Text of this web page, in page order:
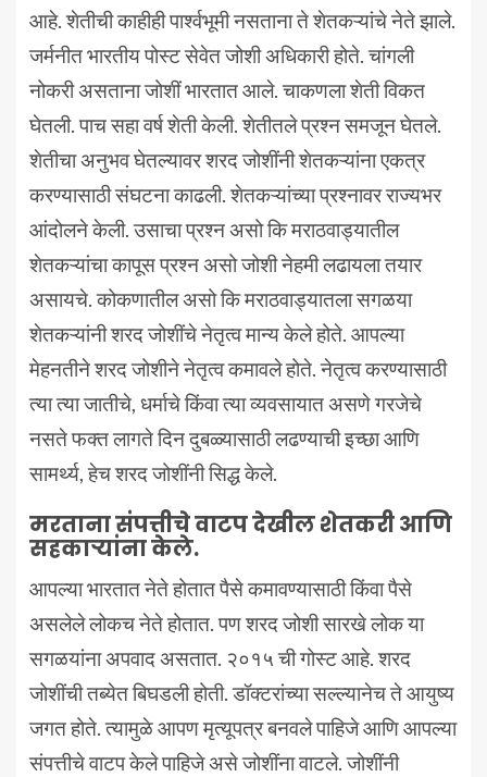
आहे. शेतीची काहीही पार्श्वभूमी नसताना ते शेतकऱ्यांचे नेते झाले.
जर्मनीत भारतीय पोस्ट सेवेत जोशी अधिकारी होते. चांगली
नोकरी असताना जोशीं भारतात आले. चाकणला शेती विकत
घेतली. पाच सहा वर्ष शेती केली. शेतीतले प्रश्न समजून घेतले.
शेतीचा अनुभव घेतल्यावर शरद जोशींनी शेतकऱ्यांना एकत्र
करण्यासाठी संघटना काढली. शेतकऱ्यांच्या प्रश्नावर राज्यभर
आंदोलने केली. उसाचा प्रश्न असो कि मराठवाड्यातील
शेतकऱ्यांचा कापूस प्रश्न असो जोशी नेहमी लढायला तयार
असायचे. कोकणातील असो कि मराठवाड्यातला सगळया
शेतकऱ्यांनी शरद जोशींचे नेतृत्व मान्य केले होते. आपल्या
मेहनतीने शरद जोशीने नेतृत्व कमावले होते. नेतृत्व करण्यासाठी
त्या त्या जातीचे, धर्माचे किंवा त्या व्यवसायात असणे गरजेचे
नसते फक्त लागते दिन दुबळ्यासाठी लढण्याची इच्छा आणि
सामर्थ्य, हेच शरद जोशींनी सिद्ध केले.
मरताना संपत्तीचे वाटप देखील शेतकरी आणि
सहकाऱ्यांना केले.
आपल्या भारतात नेते होतात पैसे कमावण्यासाठी किंवा पैसे
असलेले लोकच नेते होतात. पण शरद जोशी सारखे लोक या
सगळयांना अपवाद असतात. २०१५ ची गोस्ट आहे. शरद
जोशींची तब्येत बिघडली होती. डॉक्टरांच्या सल्ल्यानेच ते आयुष्य
जगत होते. त्यामुळे आपण मृत्यूपत्र बनवले पाहिजे आणि आपल्या
संपत्तीचे वाटप केले पाहिजे असे जोशींना वाटले. जोशींनी